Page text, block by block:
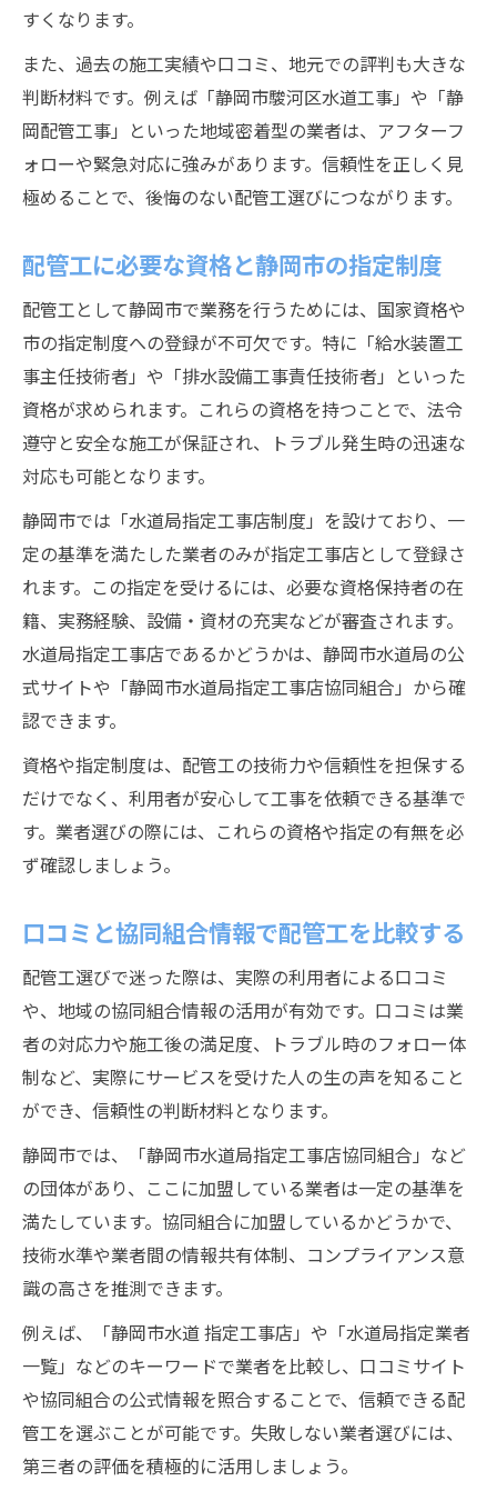
すくなります。
また、過去の施工実績や口コミ、地元での評判も大きな
判断材料です。例えば「静岡市駿河区水道工事」や「静
岡配管工事」といった地域密着型の業者は、アフターフ
ォローや緊急対応に強みがあります。信頼性を正しく見
極めることで、後悔のない配管工選びにつながります。
配管工に必要な資格と静岡市の指定制度
配管工として静岡市で業務を行うためには、国家資格や
市の指定制度への登録が不可欠です。特に「給水装置工
事主任技術者」や「排水設備工事責任技術者」といった
資格が求められます。これらの資格を持つことで、法令
遵守と安全な施工が保証され、トラブル発生時の迅速な
対応も可能となります。
静岡市では「水道局指定工事店制度」を設けており、一
定の基準を満たした業者のみが指定工事店として登録さ
れます。この指定を受けるには、必要な資格保持者の在
籍、実務経験、設備・資材の充実などが審査されます。
水道局指定工事店であるかどうかは、静岡市水道局の公
式サイトや「静岡市水道局指定工事店協同組合」から確
認できます。
資格や指定制度は、配管工の技術力や信頼性を担保する
だけでなく、利用者が安心して工事を依頼できる基準で
す。業者選びの際には、これらの資格や指定の有無を必
ず確認しましょう。
口コミと協同組合情報で配管工を比較する
配管工選びで迷った際は、実際の利用者による口コミ
や、地域の協同組合情報の活用が有効です。口コミは業
者の対応力や施工後の満足度、トラブル時のフォロー体
制など、実際にサービスを受けた人の生の声を知ること
ができ、信頼性の判断材料となります。
静岡市では、「静岡市水道局指定工事店協同組合」など
の団体があり、ここに加盟している業者は一定の基準を
満たしています。協同組合に加盟しているかどうかで、
技術水準や業者間の情報共有体制、コンプライアンス意
識の高さを推測できます。
例えば、「静岡市水道 指定工事店」や「水道局指定業者
一覧」などのキーワードで業者を比較し、口コミサイト
や協同組合の公式情報を照合することで、信頼できる配
管工を選ぶことが可能です。失敗しない業者選びには、
第三者の評価を積極的に活用しましょう。